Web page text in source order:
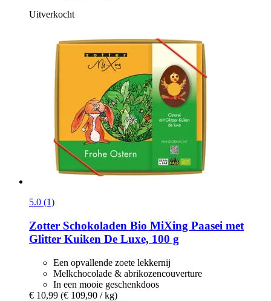
Uitverkocht
5.0 (1)
Zotter Schokoladen Bio MiXing Paasei met
Glitter Kuiken De Luxe, 100 g
Een opvallende zoete lekkernij
Melkchocolade & abrikozencouverture
In een mooie geschenkdoos
€ 10,99 (€ 109,90 / kg)